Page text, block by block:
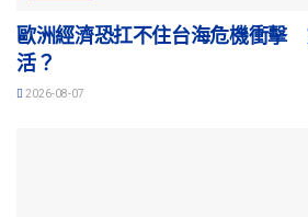
歐洲經濟恐扛不住台海危機衝擊
活？
2026-08-07